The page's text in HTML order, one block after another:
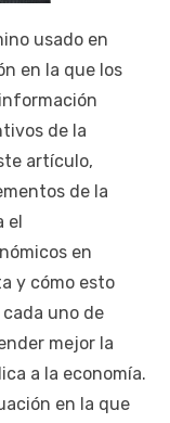
usado en
en la que los
de la
artículo,
de la
el
en
y cómo esto
uno de
mejor la
a la economía.
en la que